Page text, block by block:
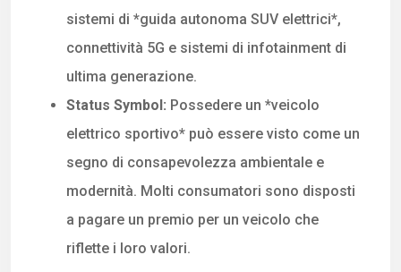
sistemi di *guida autonoma SUV elettrici*,
connettività 5G e sistemi di infotainment di
ultima generazione.
Status Symbol: Possedere un *veicolo
elettrico sportivo* può essere visto come un
segno di consapevolezza ambientale e
modernità. Molti consumatori sono disposti
a pagare un premio per un veicolo che
riflette i loro valori.